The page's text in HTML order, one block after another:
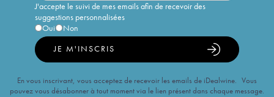
J'accepte le suivi de mes emails afin de recevoir des
suggestions personnalisées
Oui
Non
JE M'INSCRIS
En vous inscrivant, vous acceptez de recevoir les emails de iDealwine. Vous
pouvez vous désabonner à tout moment via le lien présent dans chaque message.